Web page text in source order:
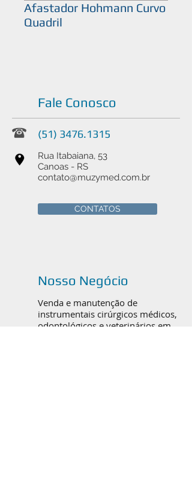
Afastador Hohmann Curvo
Quadril
Fale Conosco
(51) 3476.1315
Rua Itabaiana, 53
Canoas - RS
contato@muzymed.com.br
Nosso Negócio
Venda e manutenção de
instrumentais cirúrgicos médicos,
odontológicos e veterinários em
CONTATOS